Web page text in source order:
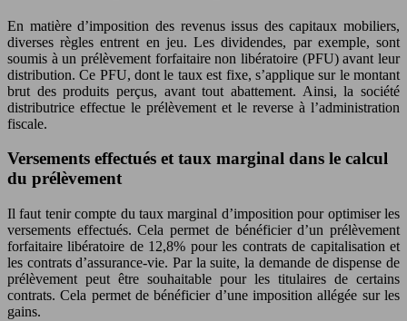
En matière d’imposition des revenus issus des capitaux mobiliers,
diverses règles entrent en jeu. Les dividendes, par exemple, sont
soumis à un prélèvement forfaitaire non libératoire (PFU) avant leur
distribution. Ce PFU, dont le taux est fixe, s’applique sur le montant
brut des produits perçus, avant tout abattement. Ainsi, la société
distributrice effectue le prélèvement et le reverse à l’administration
fiscale.
Versements effectués et taux marginal dans le calcul
du prélèvement
Il faut tenir compte du taux marginal d’imposition pour optimiser les
versements effectués. Cela permet de bénéficier d’un prélèvement
forfaitaire libératoire de 12,8% pour les contrats de capitalisation et
les contrats d’assurance-vie. Par la suite, la demande de dispense de
prélèvement peut être souhaitable pour les titulaires de certains
contrats. Cela permet de bénéficier d’une imposition allégée sur les
gains.